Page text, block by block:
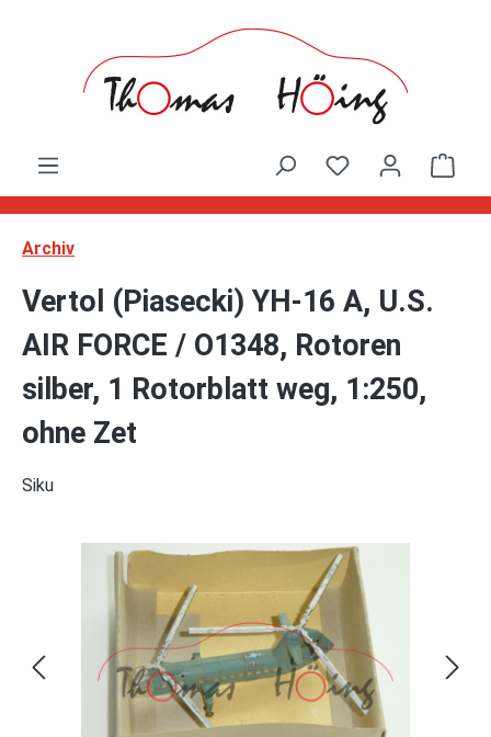
Archiv
Vertol (Piasecki) YH-16 A, U.S.
AIR FORCE / O1348, Rotoren
silber, 1 Rotorblatt weg, 1:250,
ohne Zet
Siku
Bildergalerie überspringen